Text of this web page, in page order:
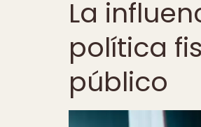
La
política
público